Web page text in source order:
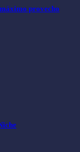
provecho